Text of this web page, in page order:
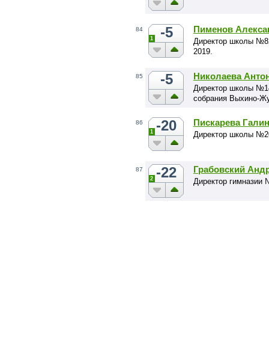
84 -5
1
Пименов
Директор школы
2019.
85 -5 Николаева
Директор школы
собрания Выхино-
86 -20
1
Пискарева
Директор школы
87 -22
2
Грабовский
Директор гимназии